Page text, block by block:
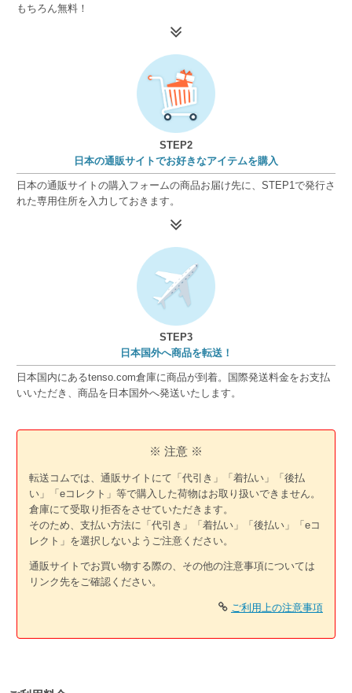
もちろん無料！
STEP2
日本の通販サイトでお好きなアイテムを購入
日本の通販サイトの購入フォームの商品お届け先に、STEP1で発行さ
れた専用住所を入力しておきます。
STEP3
日本国外へ商品を転送！
日本国内にあるtenso.com倉庫に商品が到着。国際発送料金をお支払
いいただき、商品を日本国外へ発送いたします。
※ 注意 ※
転送コムでは、通販サイトにて「代引き」「着払い」「後払
い」「eコレクト」等で購入した荷物はお取り扱いできません。
倉庫にて受取り拒否をさせていただきます。
そのため、支払い方法に「代引き」「着払い」「後払い」「eコ
レクト」を選択しないようご注意ください。
通販サイトでお買い物する際の、その他の注意事項については
リンク先をご確認ください。
ご利用上の注意事項